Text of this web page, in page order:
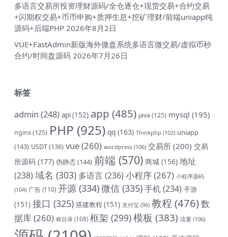
多语言交易所投资理财源码/全仓逐仓+现货交易+合约交易
+闪期权交易+币币申购+质押生息+挖矿理财/前端uniapp纯
源码+后端PHP 2026年8月2日
VUE+FastAdmin新版海外微盘系统多语言微交易/虚拟币秒
合约/时间盘源码 2026年7月26日
标签
admin (248) api(152) app (485) java (125) mysql (195)
nginx(125) PHP (925) qq (163) Thinkphp (102) uniapp
(143) USDT(136) vue(260) wordpress (106) 交易所 (200) 交易
所源码 (177) 伪静态(144) 前端 (570) 商城 (156) 地址
(238)域名 (303) 多语言(236) 小程序(267) 小程序源码
(104) 广告 (110) 开源 (334)微信 (335)手机(234) 手游
(151) 接口 (325) 搭建教程 (151) 支付宝 (96) 教程 (476)数
据库(260) 根目录 (108) 框架 (299)模板 (383) 流量 (106)